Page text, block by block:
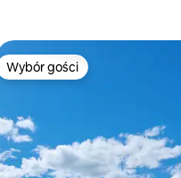
Wybór gości
Wybór gości